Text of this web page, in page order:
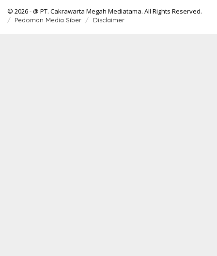
© 2026 - @ PT. Cakrawarta Megah Mediatama. All Rights Reserved.
Pedoman Media Siber Disclaimer